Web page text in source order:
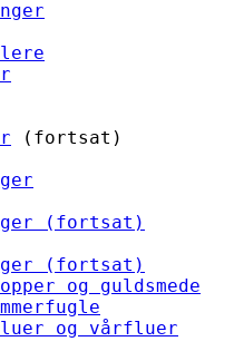
(fortsat)
(fortsat)
(fortsat)
og guldsmede
og vårfluer